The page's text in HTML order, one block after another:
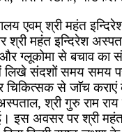
एवम् श्री महंत
महंत इन्दिरेश
और ग्लूकोमा से
लिखे संदशों समय समय
चिकित्सक से जाॅच
अस्पताल, श्री गुरु
अवसर पर श्री महंत